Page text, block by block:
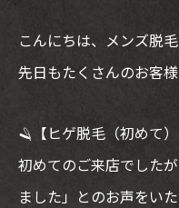
こんにちは、メンズ脱
先日もたくさんのお客
🪒【ヒゲ脱毛（初めて）
初めてのご来店でした
ました」とのお声をい